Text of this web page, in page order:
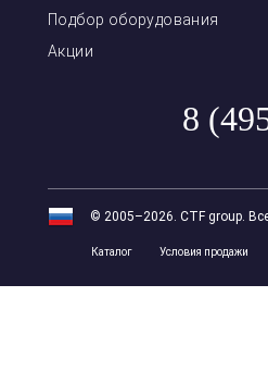
Подбор оборудования
Акции
8
© 2005–2026. CTF group.
Каталог Условия продажи